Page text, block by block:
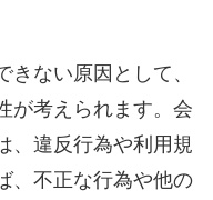
ない原因として、
が考えられます。会
、違反行為や利用規
、不正な行為や他の